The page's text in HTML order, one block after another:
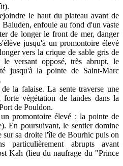
le haut du plateau avant de
enfouie au fond d'un vaste
de longer le front de mer, danger
jusqu'à un promontoire élevé
vers la crique de sable gris de
versant opposé, très abrupt, le
jusqu'à la pointe de Saint-Marc
la falaise. La sente traverse une
forte végétation de landes dans la
de Pouldon.
promontoire élevé : la pointe de
En poursuivant, le sentier domine
sur sa droite l'île de Bourhic puis on
particulièrement abrupts avant
Kah (lieu du naufrage du "Prince